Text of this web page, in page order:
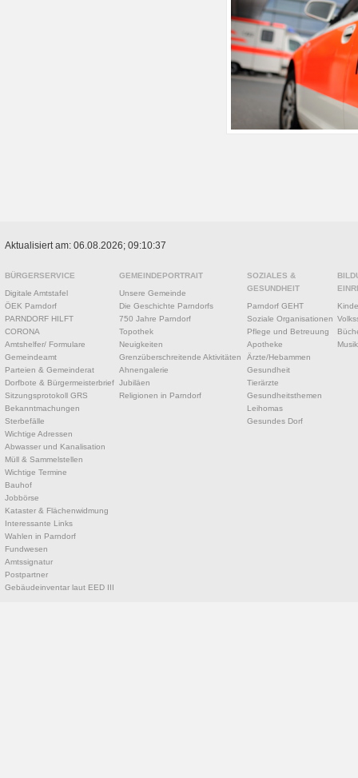
Aktualisiert am: 06.08.2026; 09:10:37
BÜRGERSERVICE
Digitale Amtstafel
ÖEK Parndorf
PARNDORF HILFT
CORONA
Amtshelfer/ Formulare
Gemeindeamt
Parteien & Gemeinderat
Dorfbote & Bürgermeisterbrief
Sitzungsprotokoll GRS
Bekanntmachungen
Sterbefälle
Wichtige Adressen
Abwasser und Kanalisation
Müll & Sammelstellen
Wichtige Termine
Bauhof
Jobbörse
Kataster & Flächenwidmung
Interessante Links
Wahlen in Parndorf
Fundwesen
Amtssignatur
Postpartner
Gebäudeinventar laut EED III
GEMEINDEPORTRAIT
Unsere Gemeinde
Die Geschichte Parndorfs
750 Jahre Parndorf
Topothek
Neuigkeiten
Grenzüberschreitende Aktivitäten
Ahnengalerie
Jubiläen
Religionen in Parndorf
SOZIALES &
GESUNDHEIT
Parndorf GEHT
Soziale Organisationen
Pflege und Betreuung
Apotheke
Ärzte/Hebammen
Gesundheit
Tierärzte
Gesundheitsthemen
Leihomas
Gesundes Dorf